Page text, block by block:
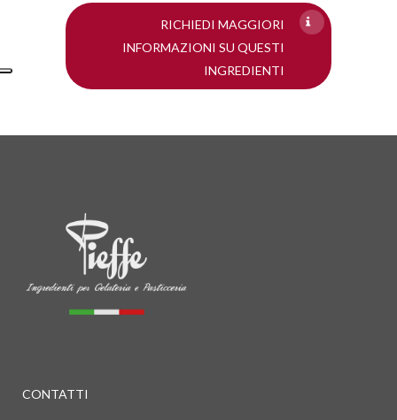
RICHIEDI MAGGIORI
INFORMAZIONI SU QUESTI
INGREDIENTI
CONTATTI